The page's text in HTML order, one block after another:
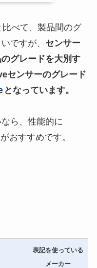
べて、製品間のグ
ですが、 センサー
グレードを大別す
センサーのグレード
となっています。
ら、性能的に
おすすめです。
表記を使っている
メーカー